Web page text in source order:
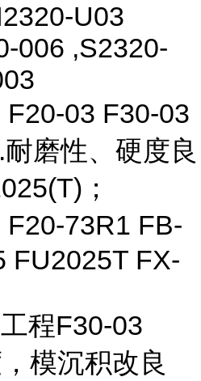
U03
006 ,S2320-
03 F30-03
磨性、硬度良
；
73R1 FB-
FU2025T FX-
程F30-03
模沉积改良